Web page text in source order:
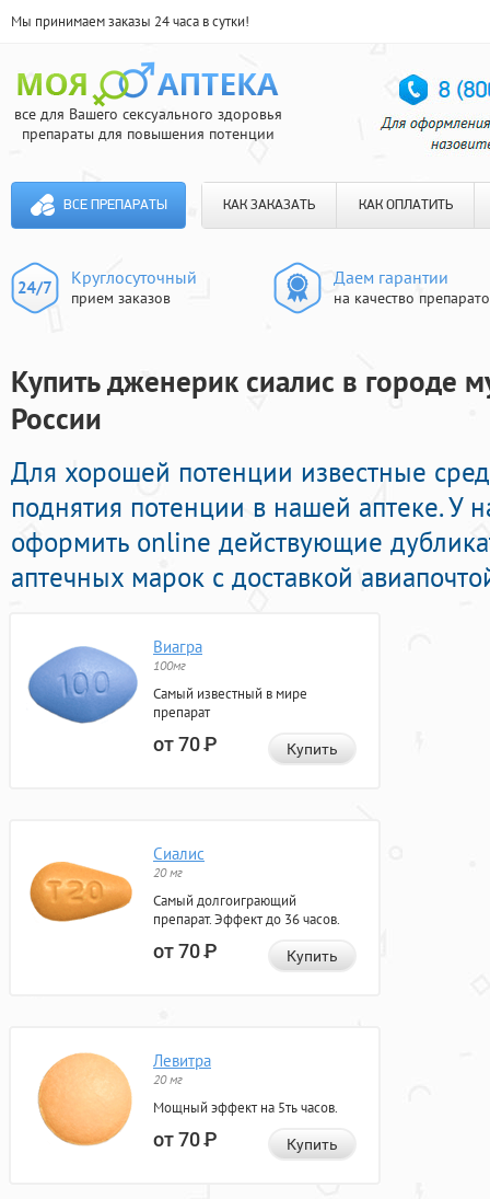
Мы принимаем заказы 24 часа в сутки!
все для Вашего сексуального здоровья
препараты для повышения потенции
ВСЕ ПРЕПАРАТЫ КАК ЗАКАЗАТЬ КАК ОПЛАТИТЬ
Круглосуточный
прием заказов
Даем гарантии
на качество
Купить дженерик сиалис в городе
России
Для хорошей потенции известные
поднятия потенции в нашей аптеке. У
оформить online действующие
аптечных марок с доставкой
Виагра
100мг
Самый известный в мире
препарат
от 70Р Купить
Сиалис
20 мг
Самый долгоиграющий
препарат. Эффект до 36 часов.
от 70Р Купить
Левитра
20 мг
Мощный эффект на 5ть часов.
от 70Р Купить